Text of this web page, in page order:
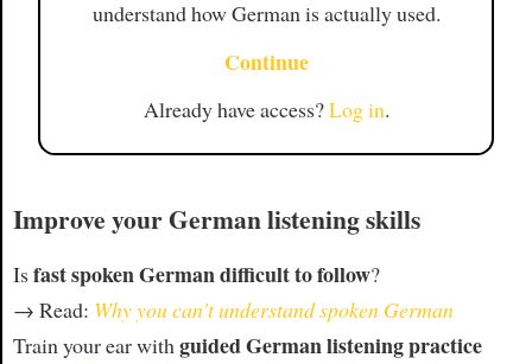
understand how German is actually used.
Continue
Already have access?Log in.
Improve your German listening skills
Isfast spoken German difficult to follow?
→ Read: Why you can't understand spoken German
Train your ear with guided German listening practice